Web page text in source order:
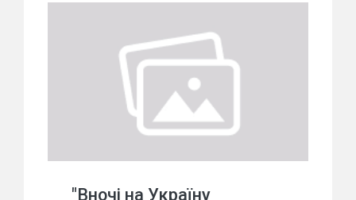
"Вночі на Україну